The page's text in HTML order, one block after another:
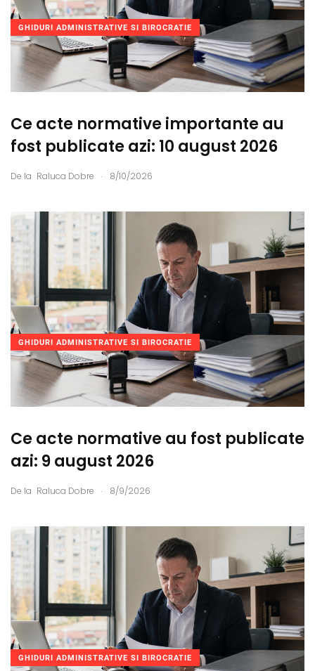
GHIDURI ADMINISTRATIVE SI BIROCRATIE
Ce acte normative importante au
fost publicate azi: 10 august 2026
De la Raluca Dobre . 8/10/2026
GHIDURI ADMINISTRATIVE SI BIROCRATIE
Ce acte normative au fost publicate
azi: 9 august 2026
De la Raluca Dobre . 8/9/2026
GHIDURI ADMINISTRATIVE SI BIROCRATIE